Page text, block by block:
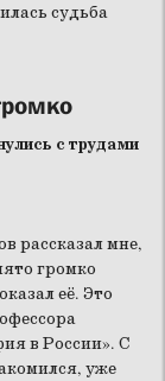
судьба
с трудами
рассказал мне,
громко
её. Это
в России». С
уже